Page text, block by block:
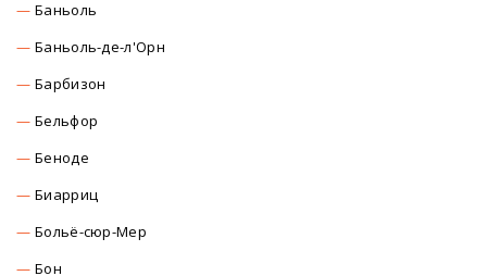
Баньоль
Баньоль-де-л'Орн
Барбизон
Бельфор
Беноде
Биарриц
Больё-сюр-Мер
Бон